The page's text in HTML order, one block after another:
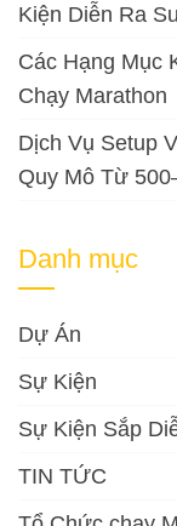
Kiện Diễn Ra
Các Hạng Mục
Chạy Marathon
Dịch Vụ Setup
Quy Mô Từ
Danh mục
Dự Án
Sự Kiện
Sự Kiện Sắp
TIN TỨC